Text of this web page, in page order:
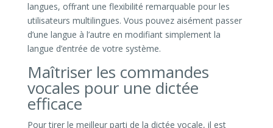
langues, offrant une flexibilité remarquable pour les
utilisateurs multilingues. Vous pouvez aisément passer
d’une langue à l’autre en modifiant simplement la
langue d’entrée de votre système.
Maîtriser les commandes
vocales pour une dictée
efficace
Pour tirer le meilleur parti de la dictée vocale, il est